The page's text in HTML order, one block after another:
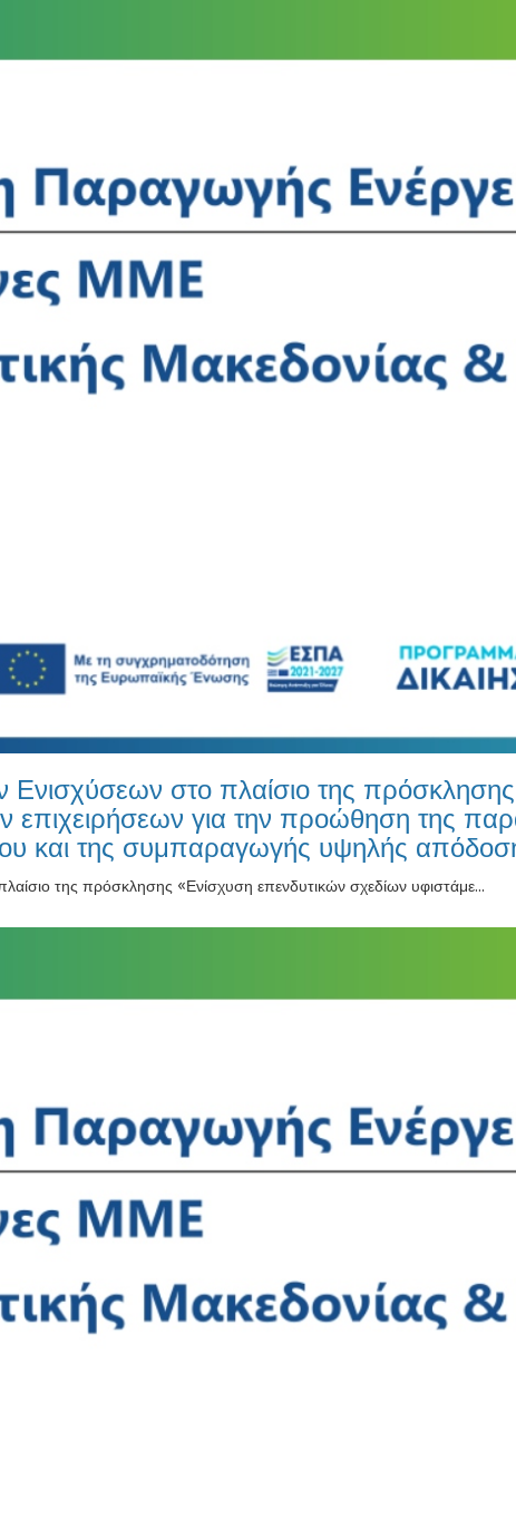
στο πλαίσιο της
επιχειρήσεων για την προώθηση της
και της συμπαραγωγής υψηλής
της πρόσκλησης «Ενίσχυση επενδυτικών σχεδίων υφιστάμε...